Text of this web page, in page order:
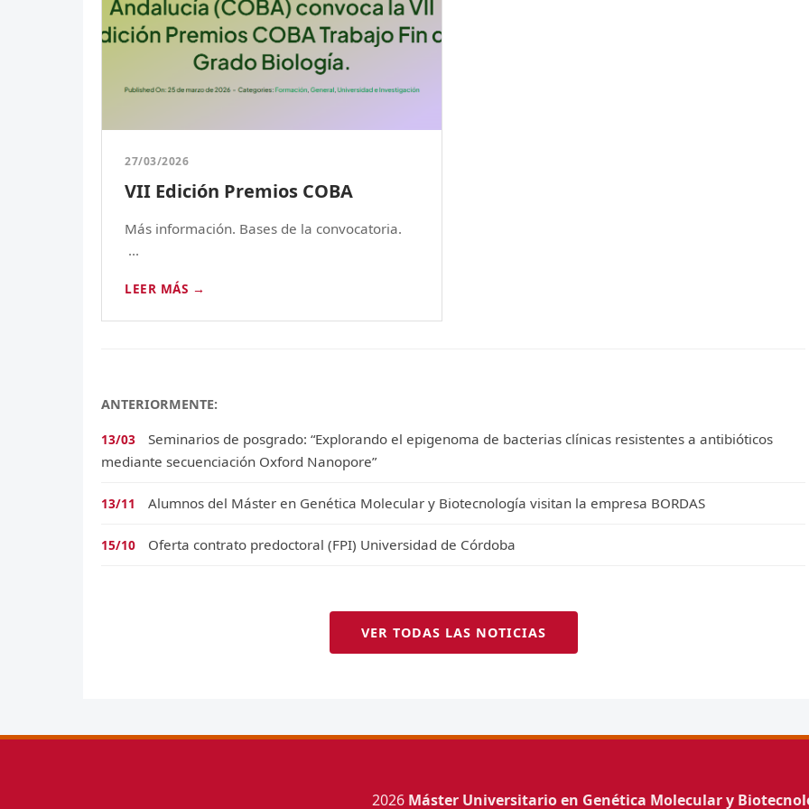
27/03/2026
VII Edición Premios COBA
Más información. Bases de la convocatoria.
...
LEER MÁS →
ANTERIORMENTE:
13/03
Seminarios de posgrado: “Explorando el epigenoma de bacterias clínicas resistentes a antibióticos
mediante secuenciación Oxford Nanopore”
13/11 Alumnos del Máster en Genética Molecular y Biotecnología visitan la empresa BORDAS
15/10 Oferta contrato predoctoral (FPI) Universidad de Córdoba
VER TODAS LAS NOTICIAS
2026 Máster Universitario en Genética Molecular y